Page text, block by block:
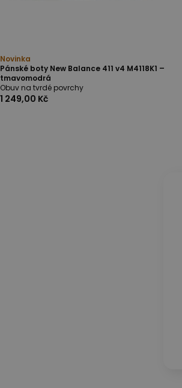
Novinka
Pánské boty New Balance 411 v4 M4118K1 –
tmavomodrá
Obuv na tvrdé povrchy
1 249,00 Kč